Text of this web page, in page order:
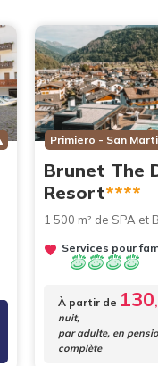
Primiero - San
Brunet The
Resort****
1 500 m² de SPA et
Services pour
À partir de 130
nuit,
par adulte, en
complète